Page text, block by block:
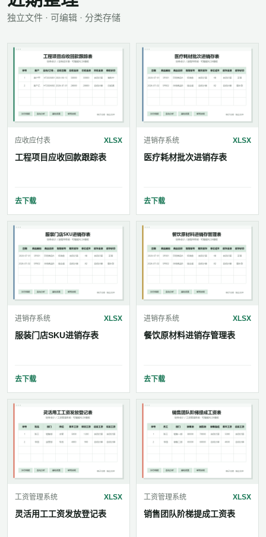
独立文件 · 可编辑 · 分类存储
应收应付表 XLSX
工程项目应收回款跟踪表
去下载
进销存系统 XLSX
医疗耗材批次进销存表
去下载
进销存系统 XLSX
服装门店SKU进销存表
去下载
进销存系统 XLSX
餐饮原材料进销存管理表
去下载
工资管理系统 XLSX
灵活用工工资发放登记表
工资管理系统 XLSX
销售团队阶梯提成工资表